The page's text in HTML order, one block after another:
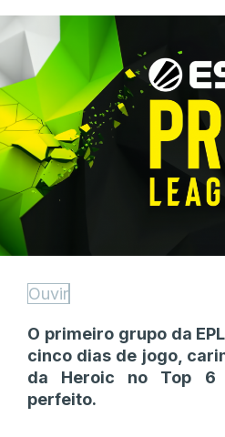
Ouvir
O primeiro grupo da
cinco dias de jogo,
da Heroic no Top 6
perfeito.